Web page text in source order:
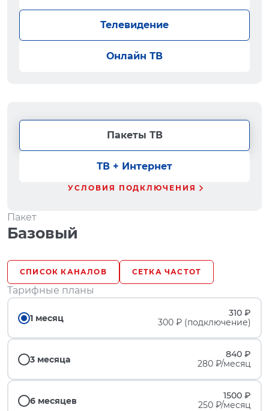
Телевидение
Онлайн ТВ
Пакеты ТВ
ТВ + Интернет
УСЛОВИЯ ПОДКЛЮЧЕНИЯ
Пакет
Базовый
СПИСОК КАНАЛОВ СЕТКА ЧАСТОТ
Тарифные планы
1 месяц
310 ₽
300 ₽ (подключение)
3 месяца
840 ₽
280 ₽/месяц
6 месяцев
1500 ₽
250 ₽/месяц